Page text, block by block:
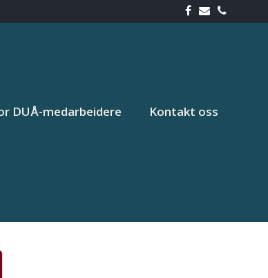
DUÅ-medarbeidere Kontakt oss